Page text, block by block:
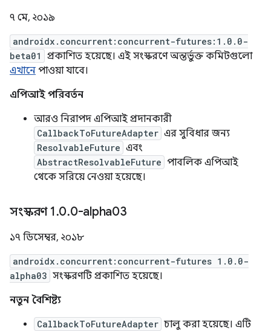
৭ মে, ২০১৯
androidx.concurrent:concurrent-futures:1.0.0-
beta01
প্রকাশিত হয়েছে। এই সংস্করণে অন্তর্ভুক্ত কমিটগুলো
এখানে পাওয়া যাবে।
এপিআই পরিবর্তন
আরও নিরাপদ এপিআই প্রদানকারী
CallbackToFutureAdapter এর সুবিধার জন্য
ResolvableFuture এবং
AbstractResolvableFuture পাবলিক এপিআই
থেকে সরিয়ে নেওয়া হয়েছে।
সংস্করণ 1.0.0-alpha03
১৭ ডিসেম্বর, ২০১৮
androidx.concurrent:concurrent-futures 1.0.0-
alpha03 সংস্করণটি প্রকাশিত হয়েছে।
নতুন বৈশিষ্ট্য
CallbackToFutureAdapter চালু করা হয়েছে। এটি